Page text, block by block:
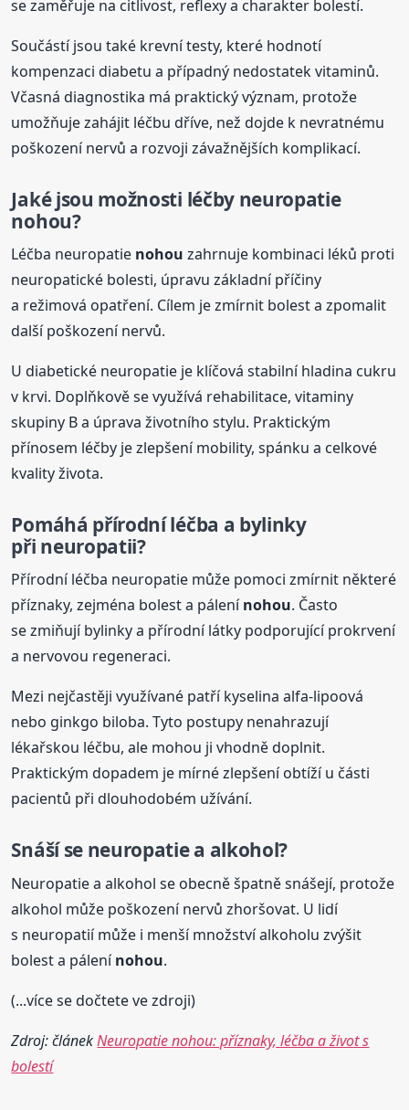
se zaměřuje na citlivost, reflexy a charakter bolestí.
Součástí jsou také krevní testy, které hodnotí
kompenzaci diabetu a případný nedostatek vitaminů.
Včasná diagnostika má praktický význam, protože
umožňuje zahájit léčbu dříve, než dojde k nevratnému
poškození nervů a rozvoji závažnějších komplikací.
Jaké jsou možnosti léčby neuropatie
nohou?
Léčba neuropatie nohou zahrnuje kombinaci léků proti
neuropatické bolesti, úpravu základní příčiny
a režimová opatření. Cílem je zmírnit bolest a zpomalit
další poškození nervů.
U diabetické neuropatie je klíčová stabilní hladina cukru
v krvi. Doplňkově se využívá rehabilitace, vitaminy
skupiny B a úprava životního stylu. Praktickým
přínosem léčby je zlepšení mobility, spánku a celkové
kvality života.
Pomáhá přírodní léčba a bylinky
při neuropatii?
Přírodní léčba neuropatie může pomoci zmírnit některé
příznaky, zejména bolest a pálenínohou. Často
se zmiňují bylinky a přírodní látky podporující prokrvení
a nervovou regeneraci.
Mezi nejčastěji využívané patří kyselina alfa-lipoová
nebo ginkgo biloba. Tyto postupy nenahrazují
lékařskou léčbu, ale mohou ji vhodně doplnit.
Praktickým dopadem je mírné zlepšení obtíží u části
pacientů při dlouhodobém užívání.
Snáší se neuropatie a alkohol?
Neuropatie a alkohol se obecně špatně snášejí, protože
alkohol může poškození nervů zhoršovat. U lidí
s neuropatií může i menší množství alkoholu zvýšit
bolest a pálenínohou.
(...více se dočtete ve zdroji)
Zdroj: článekNeuropatie nohou: příznaky, léčba a život s
bolestí